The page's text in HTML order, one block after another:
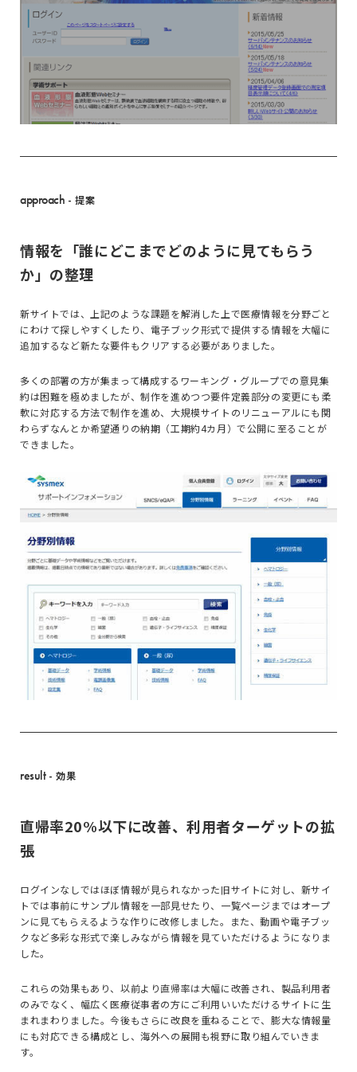
approach - 提案
情報を「誰にどこまでどのように見てもらう
か」の整理
新サイトでは、上記のような課題を解消した上で医療情報を分野ごと
にわけて探しやすくしたり、電子ブック形式で提供する情報を大幅に
追加するなど新たな要件もクリアする必要がありました。
多くの部署の方が集まって構成するワーキング・グループでの意見集
約は困難を極めましたが、制作を進めつつ要件定義部分の変更にも柔
軟に対応する方法で制作を進め、大規模サイトのリニューアルにも関
わらずなんとか希望通りの納期（工期約4カ月）で公開に至ることが
できました。
result- 効果
直帰率20%以下に改善、利用者ターゲットの拡
張
ログインなしではほぼ情報が見られなかった旧サイトに対し、新サイ
トでは事前にサンプル情報を一部見せたり、一覧ページまではオープ
ンに見てもらえるような作りに改修しました。また、動画や電子ブッ
クなど多彩な形式で楽しみながら情報を見ていただけるようになりま
した。
これらの効果もあり、以前より直帰率は大幅に改善され、製品利用者
のみでなく、幅広く医療従事者の方にご利用いいただけるサイトに生
まれまわりました。今後もさらに改良を重ねることで、膨大な情報量
にも対応できる構成とし、海外への展開も視野に取り組んでいきま
す。